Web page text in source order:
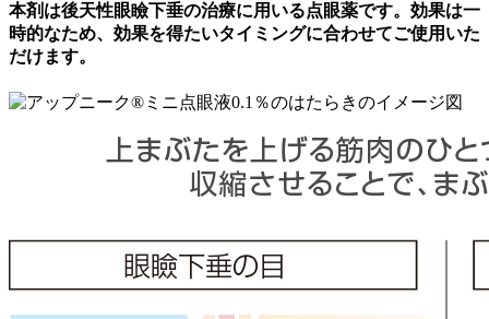
本剤は後天性眼瞼下垂の治療に用いる点眼薬です。効果は一
時的なため、効果を得たいタイミングに合わせてご使用いた
だけます。